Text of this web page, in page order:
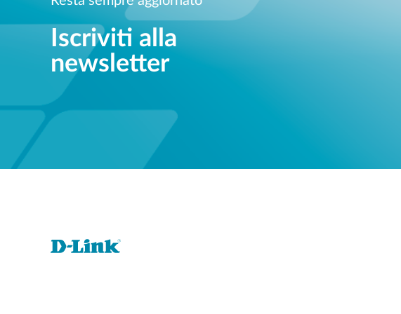
Iscriviti alla
newsletter